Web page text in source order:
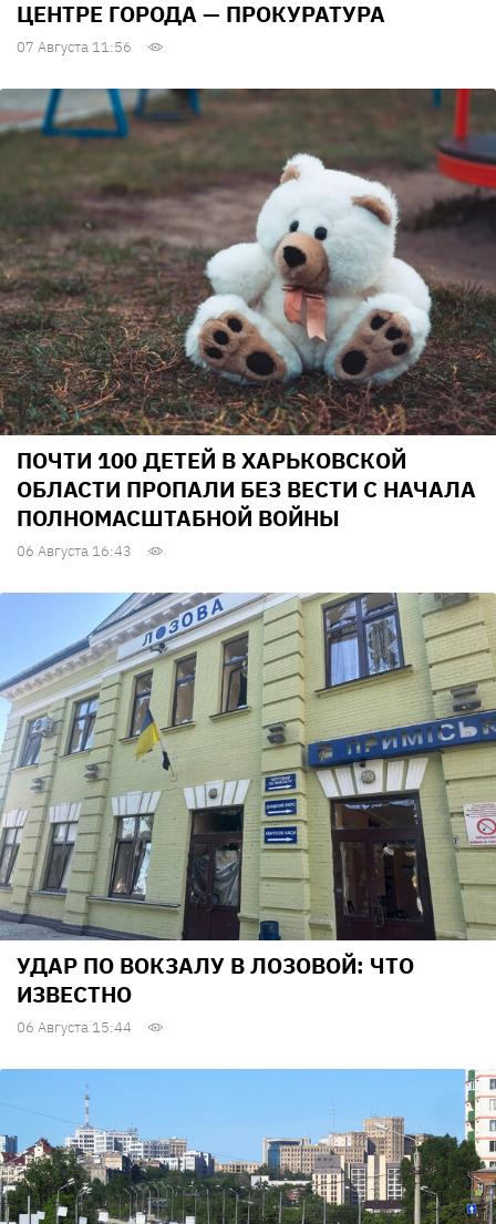
ЦЕНТРЕ ГОРОДА — ПРОКУРАТУРА
07 Августа 11:56
ПОЧТИ 100 ДЕТЕЙ В ХАРЬКОВСКОЙ
ОБЛАСТИ ПРОПАЛИ БЕЗ ВЕСТИ С НАЧАЛА
ПОЛНОМАСШТАБНОЙ ВОЙНЫ
06 Августа 16:43
УДАР ПО ВОКЗАЛУ В ЛОЗОВОЙ: ЧТО
ИЗВЕСТНО
06 Августа 15:44